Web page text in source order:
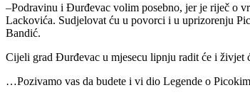
–Podravinu i Đurđevac volim posebno, jer je riječ o
Lackovića. Sudjelovat ću u povorci i u uprizorenju
Bandić.
Cijeli grad Đurđevac u mjesecu lipnju radit će i živjet
…Pozivamo vas da budete i vi dio Legende o